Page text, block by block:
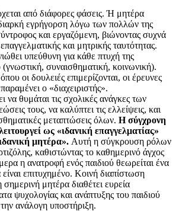
από διάφορες φάσεις. Ή μητέρα
εγρήγορση λόγω των πολλών της
και εργαζόμενη, βιώνοντας συχνά
και μητρικής ταυτότητας.
υπεύθυνη για κάθε πτυχή της
(γνωστική, συναισθηματική, κοινωνική).
οι δουλειές επιμερίζονται, οι έρευνες
ο «διαχειριστής».
να θυμάται τις σχολικές ανάγκες των
τους, να καλύπτει τις ελλείψεις, και
μεταπτώσεις όλων. Η σύγχρονη
ως «ιδανική επαγγελματίας»
μητέρα». Αυτή η σύγκρουση ρόλων
καθιστώντας το καθημερινό άγχος
η ανατροφή ενός παιδιού θεωρείται ένα
επιτυχημένο. Κοινή διαπίστωση
σημερινή μητέρα διαθέτει ευρεία
ψυχολογίας και ανάπτυξης του παιδιού
ανάλογη υποστήριξη.